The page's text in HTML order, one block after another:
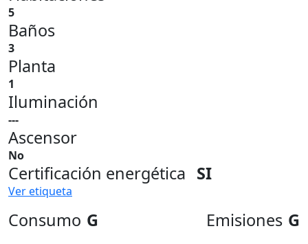
5
Baños
3
Planta
1
Iluminación
---
Ascensor
No
Certificación energética SI
Ver etiqueta
Consumo G Emisiones G